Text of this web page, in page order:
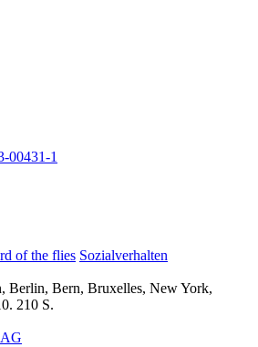
00431-1
of the flies Sozialverhalten
Berlin, Bern, Bruxelles, New York,
210 S.